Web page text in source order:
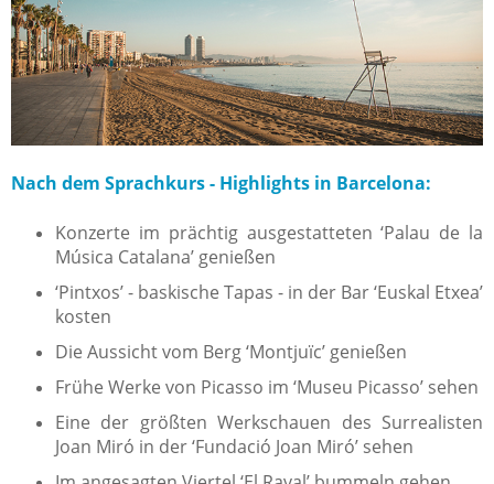
Nach dem Sprachkurs - Highlights in Barcelona:
Konzerte im prächtig ausgestatteten ‘Palau de la
Música Catalana’ genießen
‘Pintxos’ - baskische Tapas - in der Bar‘Euskal Etxea’
kosten
Die Aussicht vom Berg ‘Montjuïc’ genießen
Frühe Werke von Picasso im ‘Museu Picasso’ sehen
Eine der größten Werkschauen des Surrealisten
Joan Miró in der ‘Fundació Joan Miró’ sehen